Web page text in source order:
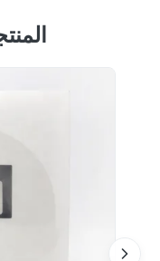
2. لتجميع الموصل